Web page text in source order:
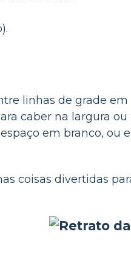
linhas de grade
caber na largura ou
em branco, ou
coisas divertidas